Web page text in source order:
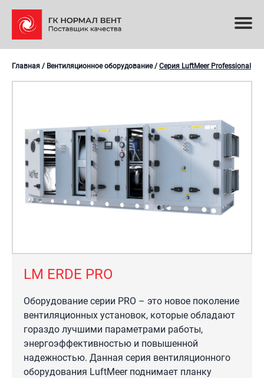
Главная / Вентиляционное оборудование/ Серия LuftMeer Professional
LM ERDE PRO
Оборудование серии PRO – это новое поколение
вентиляционных установок, которые обладают
гораздо лучшими параметрами работы,
энергоэффективностью и повышенной
надежностью. Данная серия вентиляционного
оборудования LuftMeer поднимает планку